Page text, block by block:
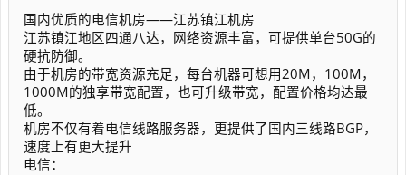
国内优质的电信机房——江苏镇江机房
江苏镇江地区四通八达，网络资源丰富，可提供单台50G的
硬抗防御。
由于机房的带宽资源充足，每台机器可想用20M，100M，
1000M的独享带宽配置，也可升级带宽，配置价格均达最
低。
机房不仅有着电信线路服务器，更提供了国内三线路BGP，
速度上有更大提升
电信：